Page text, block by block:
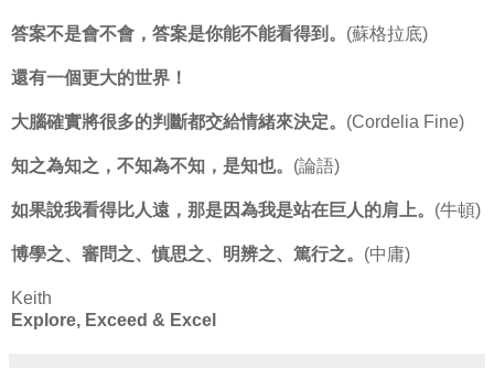
答案不是會不會，答案是你能不能看得到。 (蘇格拉底)
還有一個更大的世界！
大腦確實將很多的判斷都交給情緒來決定。 (Cordelia Fine)
知之為知之，不知為不知，是知也。 (論語)
如果說我看得比人遠，那是因為我是站在巨人的肩上。 (牛頓)
博學之、審問之、慎思之、明辨之、篤行之。 (中庸)
Keith
Explore, Exceed & Excel